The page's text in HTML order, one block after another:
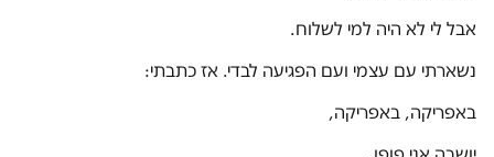
אבל לי לא היה למי לשלוח.
נשארתי עם עצמי ועם הפגיעה לבדי. אז כתבתי:
באפריקה, באפריקה,